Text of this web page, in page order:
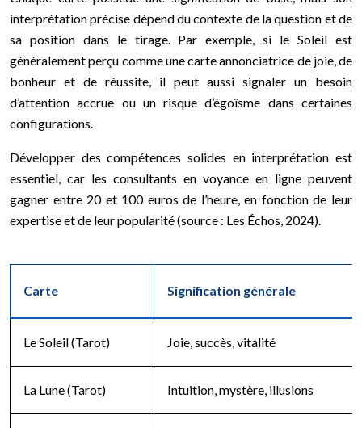
interprétation précise dépend du contexte de la question et de
sa position dans le tirage. Par exemple, si le Soleil est
généralement perçu comme une carte annonciatrice de joie, de
bonheur et de réussite, il peut aussi signaler un besoin
d’attention accrue ou un risque d’égoïsme dans certaines
configurations.
Développer des compétences solides en interprétation est
essentiel, car les consultants en voyance en ligne peuvent
gagner entre 20 et 100 euros de l’heure, en fonction de leur
expertise et de leur popularité (source : Les Échos, 2024).
Carte Signification générale
Le Soleil (Tarot) Joie, succès, vitalité
La Lune (Tarot) Intuition, mystère, illusions